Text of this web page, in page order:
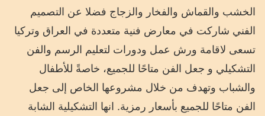
الخشب والقماش والفخار والزجاج فضلا عن التصميم
الفني شاركت في معارض فنية متعددة في العراق وتركيا
تسعى لاقامة ورش عمل ودورات لتعليم الرسم والفن
التشكيلي و جعل الفن متاحًا للجميع، خاصةً للأطفال
والشباب وتهدف من خلال مشروعها الخاص إلى جعل
الفن متاحًا للجميع بأسعار رمزية. انها التشكيلية الشابة